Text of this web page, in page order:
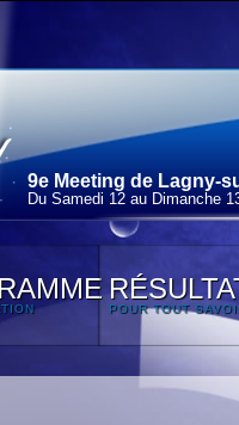
9e Meeting de Lagny-
Du Samedi 12 au Dimanche
POUR TOUT